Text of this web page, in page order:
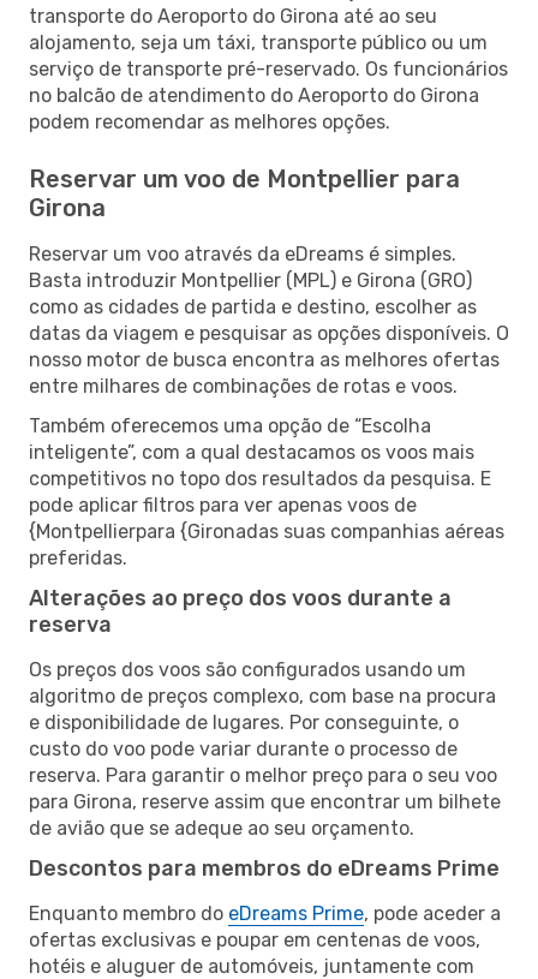
transporte do Aeroporto do Girona até ao seu
alojamento, seja um táxi, transporte público ou um
serviço de transporte pré-reservado. Os funcionários
no balcão de atendimento do Aeroporto do Girona
podem recomendar as melhores opções.
Reservar um voo de Montpellier para
Girona
Reservar um voo através da eDreams é simples.
Basta introduzir Montpellier (MPL) e Girona (GRO)
como as cidades de partida e destino, escolher as
datas da viagem e pesquisar as opções disponíveis. O
nosso motor de busca encontra as melhores ofertas
entre milhares de combinações de rotas e voos.
Também oferecemos uma opção de “Escolha
inteligente”, com a qual destacamos os voos mais
competitivos no topo dos resultados da pesquisa. E
pode aplicar filtros para ver apenas voos de
{Montpellierpara {Gironadas suas companhias aéreas
preferidas.
Alterações ao preço dos voos durante a
reserva
Os preços dos voos são configurados usando um
algoritmo de preços complexo, com base na procura
e disponibilidade de lugares. Por conseguinte, o
custo do voo pode variar durante o processo de
reserva. Para garantir o melhor preço para o seu voo
para Girona, reserve assim que encontrar um bilhete
de avião que se adeque ao seu orçamento.
Descontos para membros do eDreams Prime
Enquanto membro do eDreams Prime, pode aceder a
ofertas exclusivas e poupar em centenas de voos,
hotéis e aluguer de automóveis, juntamente com